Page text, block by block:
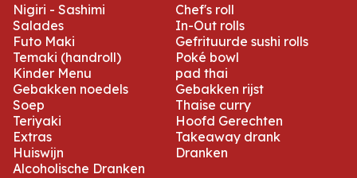
Nigiri - Sashimi
Chef's roll
Salades
In-Out rolls
Futo Maki
Gefrituurde sushi rolls
Temaki (handroll)
Poké bowl
Kinder Menu
pad thai
Gebakken noedels
Gebakken rijst
Soep
Thaise curry
Teriyaki
Hoofd Gerechten
Extras
Takeaway drank
Huiswijn
Dranken
Alcoholische Dranken